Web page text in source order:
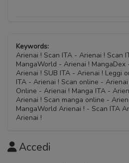
Keywords:
Arienai ! Scan ITA - Arienai ! Scan
MangaWorld - Arienai ! MangaDex
Arienai ! SUB ITA - Arienai ! Leggi
ITA - Arienai ! Scan online -
Online - Arienai ! Manga ITA -
Arienai ! Scan manga online -
MangaWorld Arienai ! - Scan ITA
Arienai !
Accedi